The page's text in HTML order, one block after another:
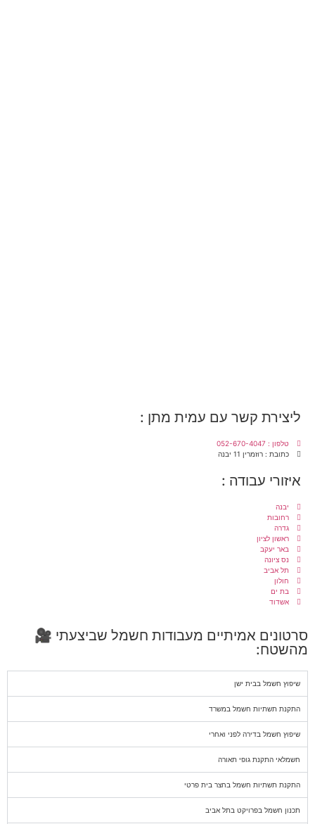
ליצירת קשר עם עמית מתן :
טלפון : 052-670-4047
כתובת : רוזמרין 11 יבנה
איזורי עבודה :
יבנה
רחובות
גדרה
ראשון לציון
באר יעקב
נס ציונה
תל אביב
חולון
בת ים
אשדוד
סרטונים אמיתיים מעבודות חשמל שביצעתי 🎥
מהשטח:
שיפוץ חשמל בבית ישן
התקנת תשתיות חשמל במשרד
שיפוץ חשמל בדירה לפני ואחרי
חשמלאי התקנת גופי תאורה
התקנת תשתיות חשמל בחצר בית פרטי
תכנון חשמל בפרויקט בתל אביב